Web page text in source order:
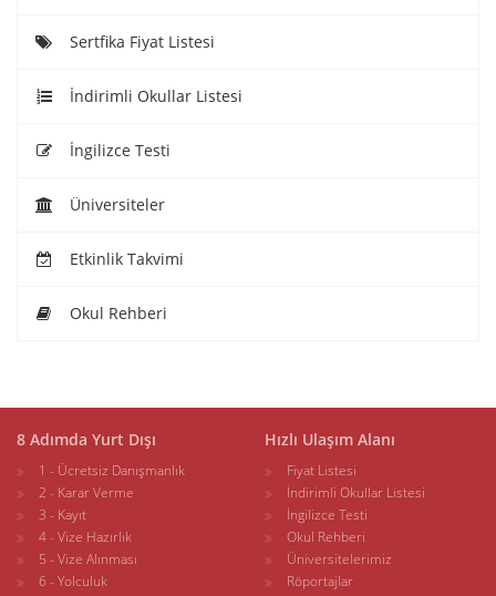
Sertfika Fiyat Listesi
İndirimli Okullar Listesi
İngilizce Testi
Üniversiteler
Etkinlik Takvimi
Okul Rehberi
8 Adımda Yurt Dışı
1 - Ücretsiz Danışmanlık
2 - Karar Verme
3 - Kayıt
4 - Vize Hazırlık
5 - Vize Alınması
6 - Yolculuk
Hızlı Ulaşım Alanı
Fiyat Listesi
İndirimli Okullar Listesi
İngilizce Testi
Okul Rehberi
Üniversitelerimiz
Röportajlar